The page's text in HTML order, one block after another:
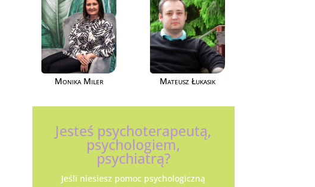
Monika Miler Mateusz Łukasik
Jesteś psychoterapeutą,
psychologiem,
psychiatrą?
Jeśli niesiesz pomoc psychologiczną